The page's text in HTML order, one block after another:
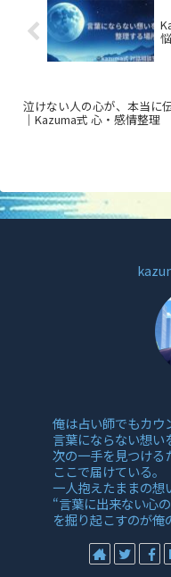
泣けない人の心が、本当に
｜Kazuma式 心・感情整理
俺は占い師でもカウ
言葉にならない想い
次の一手を見つける
ここで届けている。
一人抱えたままの想
“言葉に出来ない心
を掘り起こすのが俺